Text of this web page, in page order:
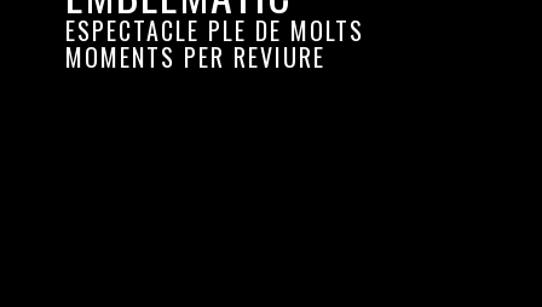
ESPECTACLE PLE DE MOLTS
MOMENTS PER REVIURE